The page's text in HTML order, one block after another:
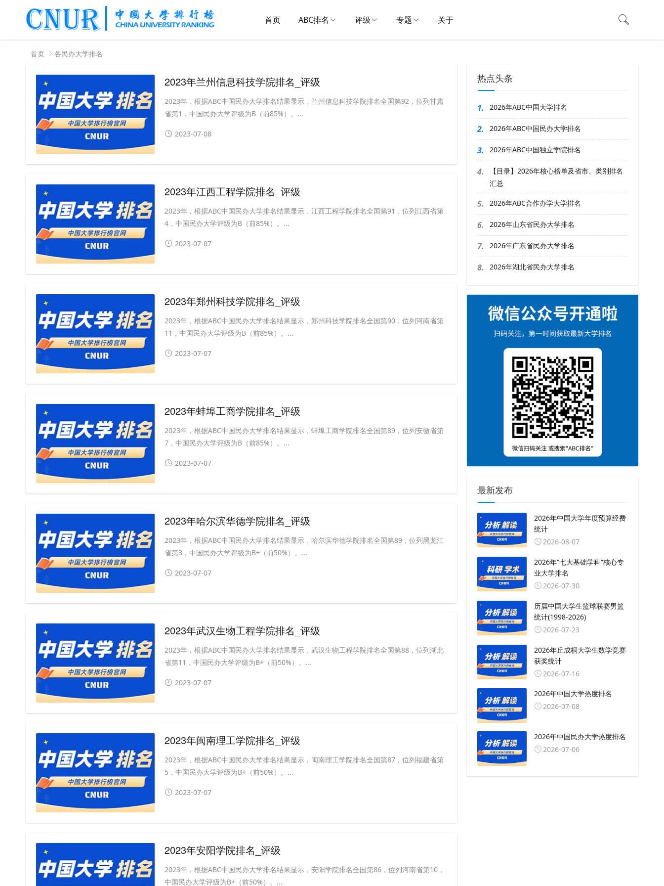
首页 ABC排名 评级 专题 关于
首页 各民办大学排名
2023年兰州信息科技学院排名_评级
2023年，根据ABC中国民办大学排名结果显示，兰州信息科技学院排名全国第92，位列甘肃
省第1，中国民办大学评级为B（前85%）。...
2023-07-08
2023年江西工程学院排名_评级
2023年，根据ABC中国民办大学排名结果显示，江西工程学院排名全国第91，位列江西省第
4，中国民办大学评级为B（前85%）。...
2023-07-07
2023年郑州科技学院排名_评级
2023年，根据ABC中国民办大学排名结果显示，郑州科技学院排名全国第90，位列河南省第
11，中国民办大学评级为B（前85%）。...
2023-07-07
2023年蚌埠工商学院排名_评级
2023年，根据ABC中国民办大学排名结果显示，蚌埠工商学院排名全国第89，位列安徽省第
7，中国民办大学评级为B（前85%）。...
2023-07-07
2023年哈尔滨华德学院排名_评级
2023年，根据ABC中国民办大学排名结果显示，哈尔滨华德学院排名全国第89，位列黑龙江
省第3，中国民办大学评级为B+（前50%）。...
2023-07-07
2023年武汉生物工程学院排名_评级
2023年，根据ABC中国民办大学排名结果显示，武汉生物工程学院排名全国第88，位列湖北
省第11，中国民办大学评级为B+（前50%）。...
2023-07-07
2023年闽南理工学院排名_评级
2023年，根据ABC中国民办大学排名结果显示，闽南理工学院排名全国第87，位列福建省第
5，中国民办大学评级为B+（前50%）。...
2023-07-07
2023年安阳学院排名_评级
2023年，根据ABC中国民办大学排名结果显示，安阳学院排名全国第86，位列河南省第10，
中国民办大学评级为B+（前50%）。...
热点头条
1. 2026年ABC中国大学排名
2. 2026年ABC中国民办大学排名
3. 2026年ABC中国独立学院排名
4.
【目录】2026年核心榜单及省市、类别排名
汇总
5. 2026年ABC合作办学大学排名
6. 2026年山东省民办大学排名
7. 2026年广东省民办大学排名
8. 2026年湖北省民办大学排名
最新发布
2026年中国大学年度预算经费
统计
2026-08-07
2026年“七大基础学科”核心专
业大学排名
2026-07-30
历届中国大学生篮球联赛男篮
统计(1998-2026)
2026-07-23
2026年丘成桐大学生数学竞赛
获奖统计
2026-07-16
2026年中国大学热度排名
2026-07-08
2026年中国民办大学热度排名
2026-07-06